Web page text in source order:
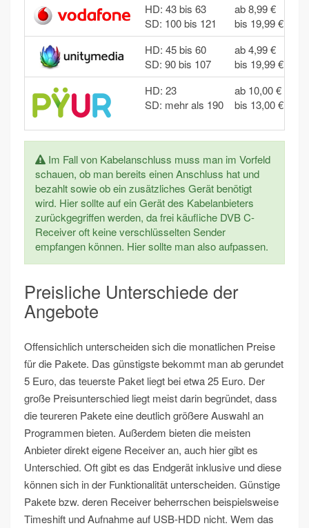
HD: 43 bis 63
SD: 100 bis 121
ab 8,99 €
bis 19,99 €
HD: 45 bis 60
SD: 90 bis 107
ab 4,99 €
bis 19,99 €
HD: 23
SD: mehr als 190
ab 10,00 €
bis 13,00 €
Im Fall von Kabelanschluss muss man im Vorfeld
schauen, ob man bereits einen Anschluss hat und
bezahlt sowie ob ein zusätzliches Gerät benötigt
wird. Hier sollte auf ein Gerät des Kabelanbieters
zurückgegriffen werden, da frei käufliche DVB C-
Receiver oft keine verschlüsselten Sender
empfangen können. Hier sollte man also aufpassen.
Preisliche Unterschiede der
Angebote
Offensichlich unterscheiden sich die monatlichen Preise
für die Pakete. Das günstigste bekommt man ab gerundet
5 Euro, das teuerste Paket liegt bei etwa 25 Euro. Der
große Preisunterschied liegt meist darin begründet, dass
die teureren Pakete eine deutlich größere Auswahl an
Programmen bieten. Außerdem bieten die meisten
Anbieter direkt eigene Receiver an, auch hier gibt es
Unterschied. Oft gibt es das Endgerät inklusive und diese
können sich in der Funktionalität unterscheiden. Günstige
Pakete bzw. deren Receiver beherrschen beispielsweise
Timeshift und Aufnahme auf USB-HDD nicht. Wem das